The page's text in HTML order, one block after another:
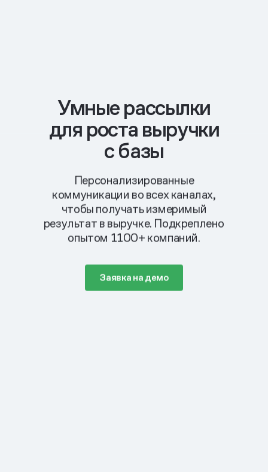
Умные рассылки
для роста выручки
с базы
Персонализированные
коммуникации во всех каналах,
чтобы получать измеримый
результат в выручке. Подкреплено
опытом 1100+ компаний.
Заявка на демо